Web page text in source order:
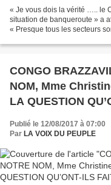
« Je vous dois la vérité ….. le
situation de banqueroute » a
« Presque tous les secteurs
CONGO
NOM, Mme
LA QUESTION
ARGENT
Publié le 12/08/2017 à 07:00
Par LA VOIX DU PEUPLE